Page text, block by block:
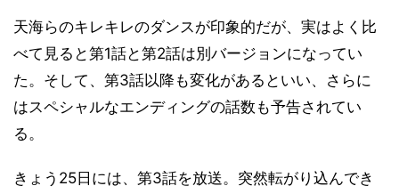
天海らのキレキレのダンスが印象的だが、実はよく比
べて見ると第1話と第2話は別バージョンになってい
た。そして、第3話以降も変化があるといい、さらに
はスペシャルなエンディングの話数も予告されてい
る。
きょう25日には、第3話を放送。突然転がり込んでき